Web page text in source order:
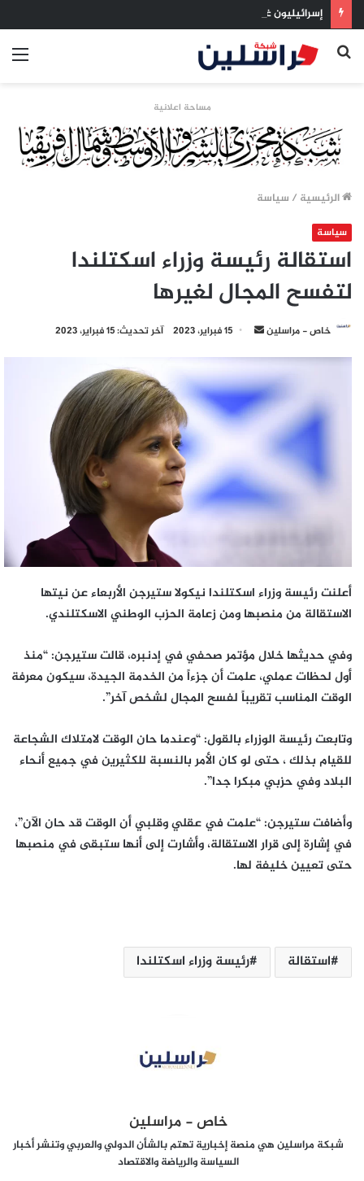
إسرائيليون غادروا بلا رجعة: اخترنا الهجرة لنعيش بلا خوف
بحث
مساحة اعلانية
الرئيسية / سياسة
سياسة
استقالة رئيسة وزراء اسكتلندا
لتفسح المجال لغيرها
خاص - مراسلين
أرسل 15 فبراير، 2023 آخر تحديث: 15 فبراير، 2023
أعلنت رئيسة وزراء اسكتلندا نيكولا ستيرجن الأربعاء عن نيتها
الاستقالة من منصبها ومن زعامة الحزب الوطني الاسكتلندي.
وفي حديثها خلال مؤتمر صحفي في إدنبره، قالت ستيرجن: “منذ
أول لحظات عملي، علمت أن جزءاً من الخدمة الجيدة، سيكون معرفة
الوقت المناسب تقريباً لفسح المجال لشخص آخر”.
وتابعت رئيسة الوزراء بالقول: “وعندما حان الوقت لامتلاك الشجاعة
للقيام بذلك ، حتى لو كان الأمر بالنسبة للكثيرين في جميع أنحاء
البلاد وفي حزبي مبكرا جدا”.
وأضافت ستيرجن: “علمت في عقلي وقلبي أن الوقت قد حان الآن”،
في إشارة إلى قرار الاستقالة، وأشارت إلى أنها ستبقى في منصبها
حتى تعيين خليفة لها.
استقالة رئيسة وزراء اسكتلندا
خاص - مراسلين
شبكة مراسلين هي منصة إخبارية تهتم بالشأن الدولي والعربي وتنشر أخبار
السياسة والرياضة والاقتصاد